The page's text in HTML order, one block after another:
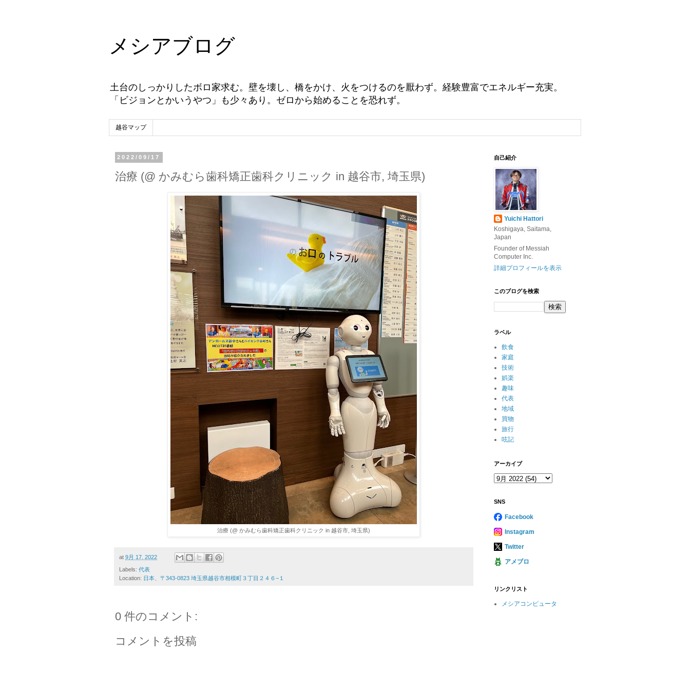
メシアブログ
土台のしっかりしたボロ家求む。壁を壊し、橋をかけ、火をつけるのを厭わず。経験豊富でエネルギー充実。
「ビジョンとかいうやつ」も少々あり。ゼロから始めることを恐れず。
越谷マップ
2022/09/17
治療 (@ かみむら歯科矯正歯科クリニック in 越谷市, 埼玉県)
治療 (@ かみむら歯科矯正歯科クリニック in 越谷市, 埼玉県)
at 9月 17, 2022
Labels: 代表
Location: 日本、〒343-0823 埼玉県越谷市相模町３丁目２４６−１
0 件のコメント:
コメントを投稿
自己紹介
Yuichi Hattori
Koshigaya, Saitama,
Japan
Founder of Messiah
Computer Inc.
詳細プロフィールを表示
このブログを検索
ラベル
飲食
家庭
技術
娯楽
趣味
代表
地域
買物
旅行
呟記
アーカイブ
SNS
Facebook
Instagram
Twitter
アメブロ
リンクリスト
メシアコンピュータ